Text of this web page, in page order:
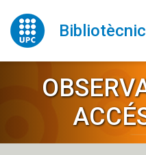
contingut